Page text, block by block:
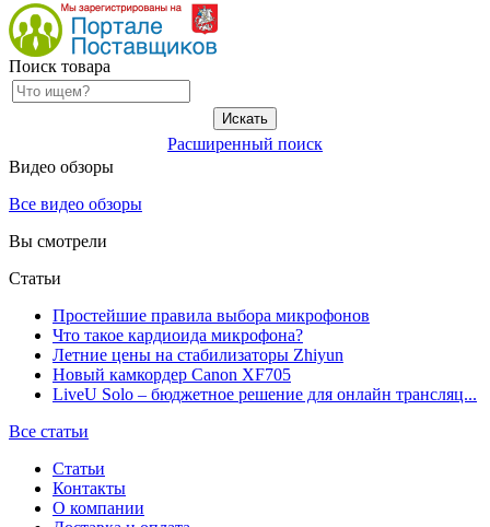
Поиск товара
Расширенный поиск
Видео обзоры
Все видео обзоры
Вы смотрели
Статьи
Простейшие правила выбора микрофонов
Что такое кардиоида микрофона?
Летние цены на стабилизаторы Zhiyun
Новый камкордер Canon XF705
LiveU Solo – бюджетное решение для онлайн трансляц...
Все статьи
Статьи
Контакты
О компании